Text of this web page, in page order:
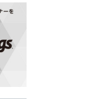
2026/09/03
acco pre.『 Flat 』